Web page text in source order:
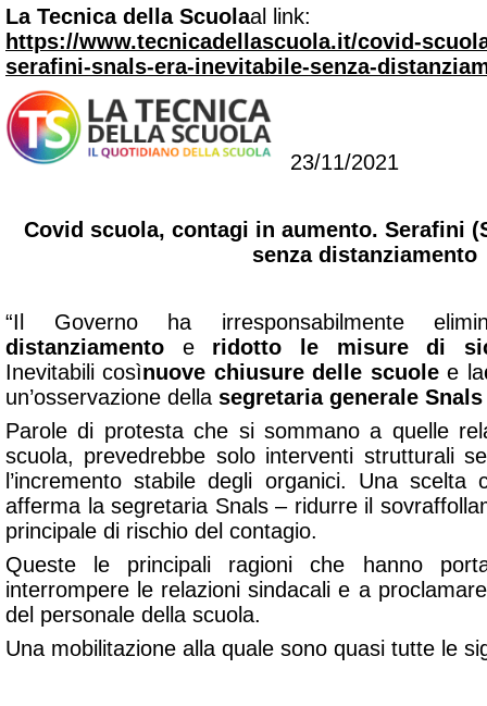
La Tecnica della Scuolaal link:
https://www.tecnicadellascuola.it/covid-
serafini-snals-era-inevitabile-senza-
23/11/2021
Covid scuola, contagi in aumento. Serafini
senza distanziamento
“Il Governo ha irresponsabilmente
distanziamento e ridotto le misure di
Inevitabili cosìnuove chiusure delle scuolee la
un’osservazione della segretaria generale
Parole di protesta che si sommano a quelle
scuola, prevedrebbe solo interventi strutturali
l’incremento stabile degli organici. Una scelta
afferma la segretaria Snals – ridurre il
principale di rischio del contagio.
Queste le principali ragioni che hanno
interrompere le relazioni sindacali e a
del personale della scuola.
Una mobilitazione alla quale sono quasi tutte le